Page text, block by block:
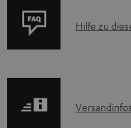
m
e
P
u
Hilfe zu
I
Versandinfos